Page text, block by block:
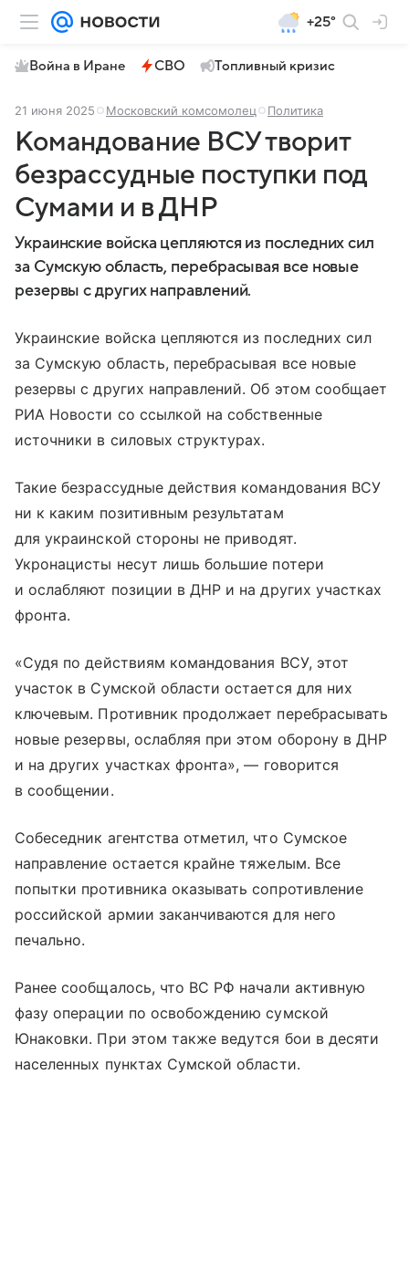
+25°
Война в Иране СВО Топливный кризис
21 июня 2025 Московский комсомолец Политика
Командование ВСУ творит
безрассудные поступки под
Сумами и в ДНР
Украинские войска цепляются из последних сил
за Сумскую область, перебрасывая все новые
резервы с других направлений.
Украинские войска цепляются из последних сил
за Сумскую область, перебрасывая все новые
резервы с других направлений. Об этом сообщает
РИА Новости со ссылкой на собственные
источники в силовых структурах.
Такие безрассудные действия командования ВСУ
ни к каким позитивным результатам
для украинской стороны не приводят.
Укронацисты несут лишь большие потери
и ослабляют позиции в ДНР и на других участках
фронта.
«Судя по действиям командования ВСУ, этот
участок в Сумской области остается для них
ключевым. Противник продолжает перебрасывать
новые резервы, ослабляя при этом оборону в ДНР
и на других участках фронта», — говорится
в сообщении.
Собеседник агентства отметил, что Сумское
направление остается крайне тяжелым. Все
попытки противника оказывать сопротивление
российской армии заканчиваются для него
печально.
Ранее сообщалось, что ВС РФ начали активную
фазу операции по освобождению сумской
Юнаковки. При этом также ведутся бои в десяти
населенных пунктах Сумской области.